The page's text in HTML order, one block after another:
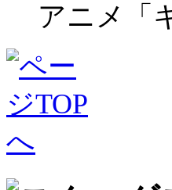
アニメ「